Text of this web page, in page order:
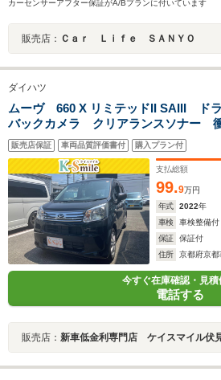
カーセンサーアフター保証がA/Bプランに付いています
販売店： Ｃａｒ Ｌｉｆｅ ＳＡＮＹＯ
ダイハツ
ムーヴ 660 X リミテッドII SAIII ド
バックカメラ クリアランスソナー
テム オートマチックハイビーム オ
ヘッドランプ スマートキー アイド
電動格納ミラー
販売店保証 車両品質評価書付 購入プラン付
支払総額
99.9万円
年式
2022年
車検
車検整備付
保証
保証付
住所
京都府京
今すぐ在庫確認・見積
電話する
販売店： 新車低金利専門店 ケイスマイル伏